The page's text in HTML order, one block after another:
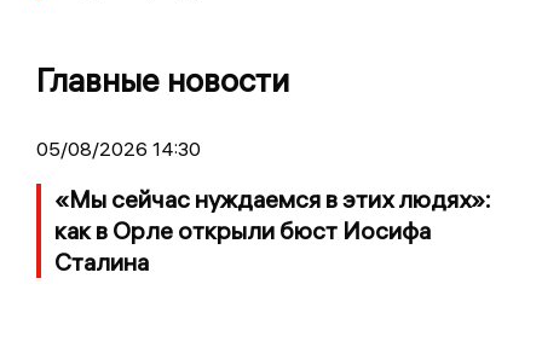
Главные новости
05/08/2026 14:30
«Мы сейчас нуждаемся в этих людях»:
как в Орле открыли бюст Иосифа
Сталина